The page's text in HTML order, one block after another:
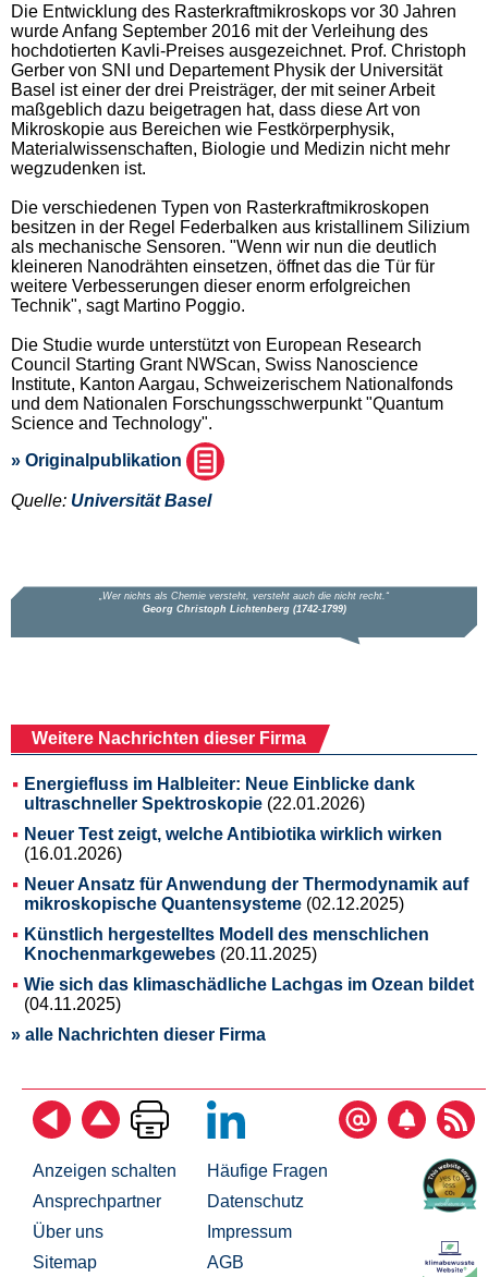
Die Entwicklung des Rasterkraftmikroskops vor 30 Jahren
wurde Anfang September 2016 mit der Verleihung des
hochdotierten Kavli-Preises ausgezeichnet. Prof. Christoph
Gerber von SNI und Departement Physik der Universität
Basel ist einer der drei Preisträger, der mit seiner Arbeit
maßgeblich dazu beigetragen hat, dass diese Art von
Mikroskopie aus Bereichen wie Festkörperphysik,
Materialwissenschaften, Biologie und Medizin nicht mehr
wegzudenken ist.
Die verschiedenen Typen von Rasterkraftmikroskopen
besitzen in der Regel Federbalken aus kristallinem Silizium
als mechanische Sensoren. "Wenn wir nun die deutlich
kleineren Nanodrähten einsetzen, öffnet das die Tür für
weitere Verbesserungen dieser enorm erfolgreichen
Technik", sagt Martino Poggio.
Die Studie wurde unterstützt von European Research
Council Starting Grant NWScan, Swiss Nanoscience
Institute, Kanton Aargau, Schweizerischem Nationalfonds
und dem Nationalen Forschungsschwerpunkt "Quantum
Science and Technology".
» Originalpublikation
Quelle: Universität Basel
Weitere Nachrichten dieser Firma
Energiefluss im Halbleiter: Neue Einblicke dank
ultraschneller Spektroskopie (22.01.2026)
Neuer Test zeigt, welche Antibiotika wirklich wirken
(16.01.2026)
Neuer Ansatz für Anwendung der Thermodynamik auf
mikroskopische Quantensysteme (02.12.2025)
Künstlich hergestelltes Modell des menschlichen
Knochenmarkgewebes (20.11.2025)
Wie sich das klimaschädliche Lachgas im Ozean bildet
(04.11.2025)
» alle Nachrichten dieser Firma
Anzeigen schalten
Ansprechpartner
Über uns
Sitemap
Häufige Fragen
Datenschutz
Impressum
AGB